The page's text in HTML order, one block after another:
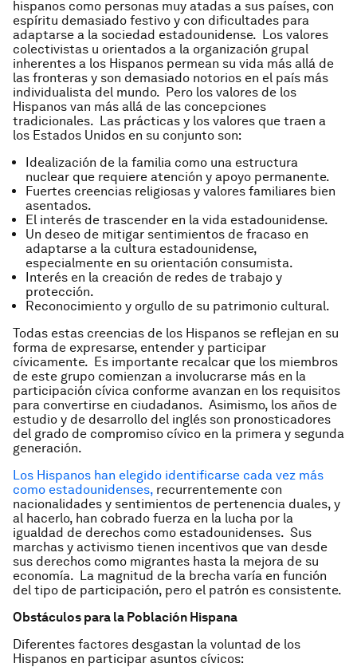
hispanos como personas muy atadas a sus países, con
espíritu demasiado festivo y con dificultades para
adaptarse a la sociedad estadounidense. Los valores
colectivistas u orientados a la organización grupal
inherentes a los Hispanos permean su vida más allá de
las fronteras y son demasiado notorios en el país más
individualista del mundo. Pero los valores de los
Hispanos van más allá de las concepciones
tradicionales. Las prácticas y los valores que traen a
los Estados Unidos en su conjunto son:
Idealización de la familia como una estructura
nuclear que requiere atención y apoyo permanente.
Fuertes creencias religiosas y valores familiares bien
asentados.
El interés de trascender en la vida estadounidense.
Un deseo de mitigar sentimientos de fracaso en
adaptarse a la cultura estadounidense,
especialmente en su orientación consumista.
Interés en la creación de redes de trabajo y
protección.
Reconocimiento y orgullo de su patrimonio cultural.
Todas estas creencias de los Hispanos se reflejan en su
forma de expresarse, entender y participar
cívicamente. Es importante recalcar que los miembros
de este grupo comienzan a involucrarse más en la
participación cívica conforme avanzan en los requisitos
para convertirse en ciudadanos. Asimismo, los años de
estudio y de desarrollo del inglés son pronosticadores
del grado de compromiso cívico en la primera y segunda
generación.
Los Hispanos han elegido identificarse cada vez más
como estadounidenses, recurrentemente con
nacionalidades y sentimientos de pertenencia duales, y
al hacerlo, han cobrado fuerza en la lucha por la
igualdad de derechos como estadounidenses. Sus
marchas y activismo tienen incentivos que van desde
sus derechos como migrantes hasta la mejora de su
economía. La magnitud de la brecha varía en función
del tipo de participación, pero el patrón es consistente.
Obstáculos para la Población Hispana
Diferentes factores desgastan la voluntad de los
Hispanos en participar asuntos cívicos: